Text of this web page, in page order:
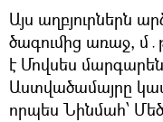
Այս աղբյուրներն
ծագումից առաջ,
է Մովսես
Աստվածամայրը
որպես Նինմահ՝ Մեծ